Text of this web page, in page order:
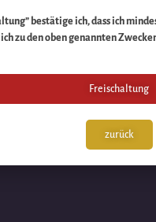
bestätige ich, dass ich
zu den oben genannten
Freischaltung
zurück